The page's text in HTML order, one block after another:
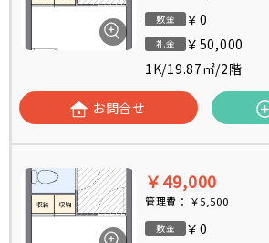
敷金 ￥0
礼金
￥50,000
1K/19.87㎡/2階
お問合せ
￥49,000
管理費： ￥5,500
敷金 ￥0